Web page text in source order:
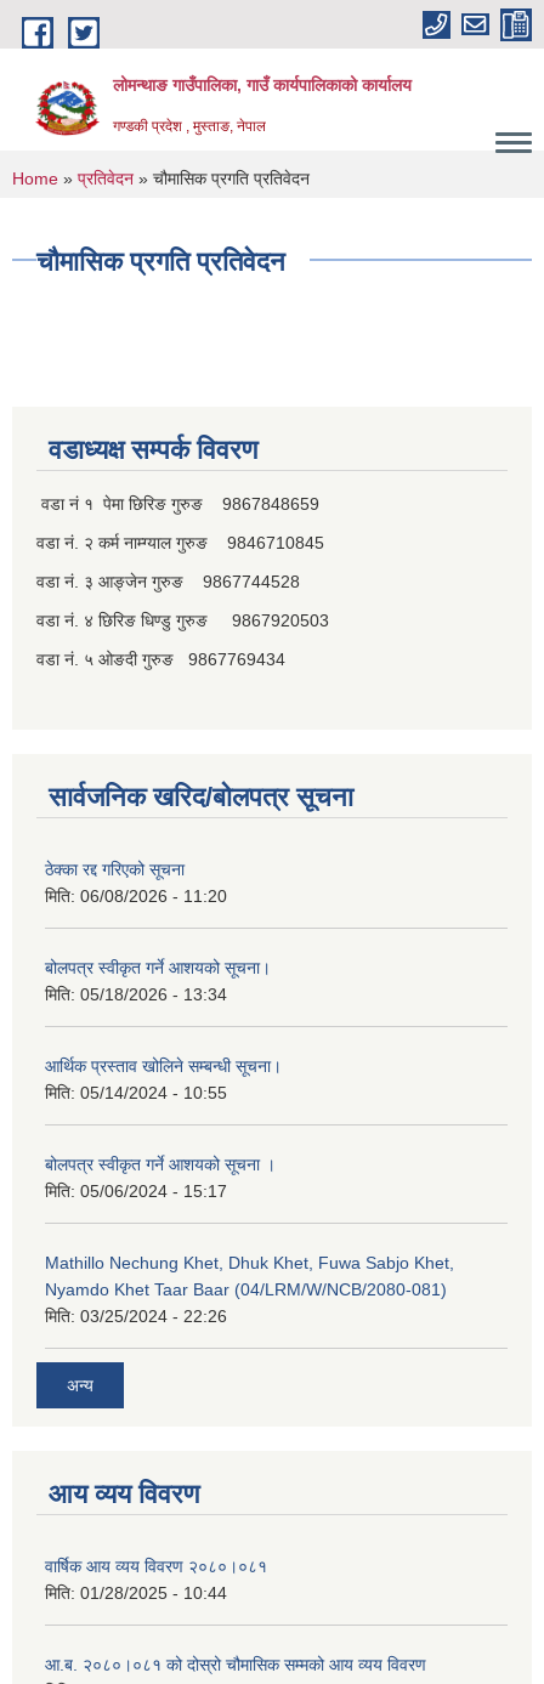
Skip to main content
लोमन्थाङ गाउँपालिका, गाउँ कार्यपालिकाको कार्यालय
गण्डकी प्रदेश , मुस्ताङ, नेपाल
पूर्व जनप्रतिनिधि
You are here
Home » प्रतिवेदन » चौमासिक प्रगति प्रतिवेदन
चौमासिक प्रगति प्रतिवेदन
वडाध्यक्ष सम्पर्क विवरण
वडा नं १ पेमा छिरिङ गुरुङ 9867848659
वडा नं. २ कर्म नाम्ग्याल गुरुङ 9846710845
वडा नं. ३ आङ्जेन गुरुङ 9867744528
वडा नं. ४ छिरिङ धिण्डु गुरुङ 9867920503
वडा नं. ५ ओङदी गुरुङ 9867769434
सार्वजनिक खरिद/बोलपत्र सूचना
ठेक्का रद्द गरिएको सूचना
मिति: 06/08/2026 - 11:20
बोलपत्र स्वीकृत गर्ने आशयको सूचना।
मिति: 05/18/2026 - 13:34
आर्थिक प्रस्ताव खोलिने सम्बन्धी सूचना।
मिति: 05/14/2024 - 10:55
बोलपत्र स्वीकृत गर्ने आशयको सूचना ।
मिति: 05/06/2024 - 15:17
Mathillo Nechung Khet, Dhuk Khet, Fuwa Sabjo Khet,
Nyamdo Khet Taar Baar (04/LRM/W/NCB/2080-081)
मिति: 03/25/2024 - 22:26
अन्य
आय व्यय विवरण
वार्षिक आय व्यय विवरण २०८०।०८१
मिति: 01/28/2025 - 10:44
आ.ब. २०८०।०८१ को दोस्रो चौमासिक सम्मको आय व्यय विवरण